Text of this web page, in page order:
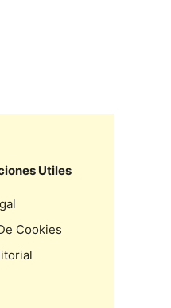
Utiles
Cookies